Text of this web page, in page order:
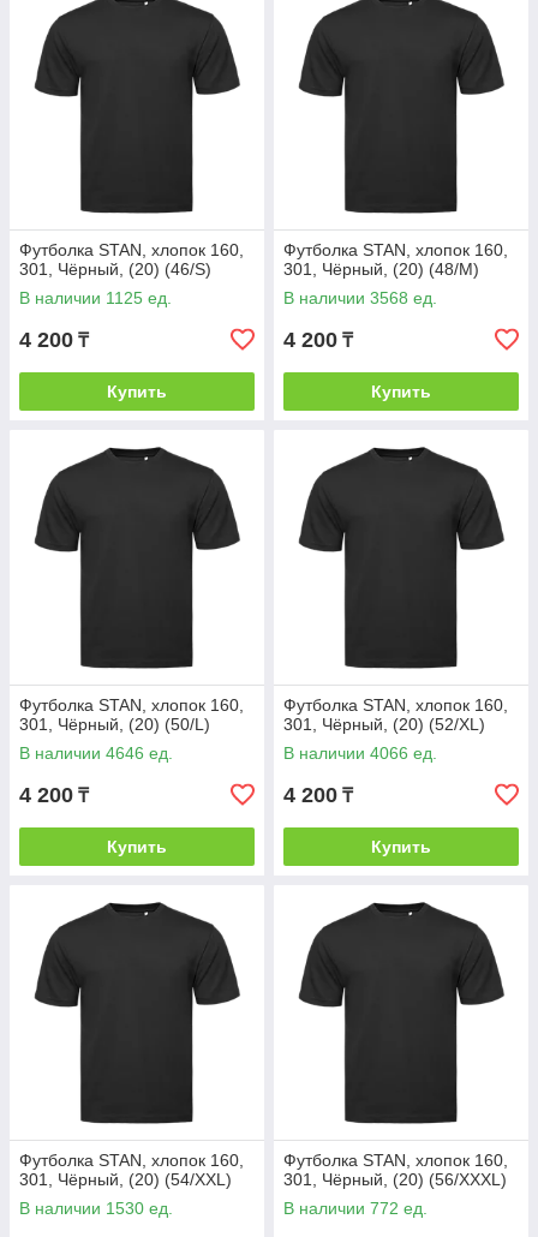
Футболка STAN, хлопок 160,
301, Чёрный, (20) (46/S)
В наличии 1125 ед.
4 200 ₸
Купить
Футболка STAN, хлопок 160,
301, Чёрный, (20) (48/M)
В наличии 3568 ед.
4 200 ₸
Купить
Футболка STAN, хлопок 160,
301, Чёрный, (20) (50/L)
В наличии 4646 ед.
4 200 ₸
Купить
Футболка STAN, хлопок 160,
301, Чёрный, (20) (52/XL)
В наличии 4066 ед.
4 200 ₸
Купить
Футболка STAN, хлопок 160,
301, Чёрный, (20) (54/XXL)
В наличии 1530 ед.
Футболка STAN, хлопок 160,
301, Чёрный, (20) (56/XXXL)
В наличии 772 ед.